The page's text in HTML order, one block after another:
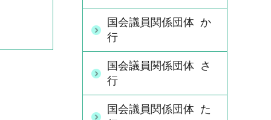
国会議員関係団体 か
行
国会議員関係団体 さ
行
国会議員関係団体 た